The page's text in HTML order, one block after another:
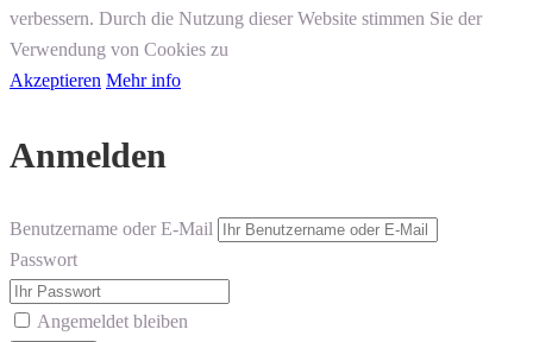
verbessern. Durch die Nutzung dieser Website stimmen Sie der
Verwendung von Cookies zu
Akzeptieren Mehr info
Anmelden
Benutzername oder E-Mail
Passwort
Angemeldet bleiben